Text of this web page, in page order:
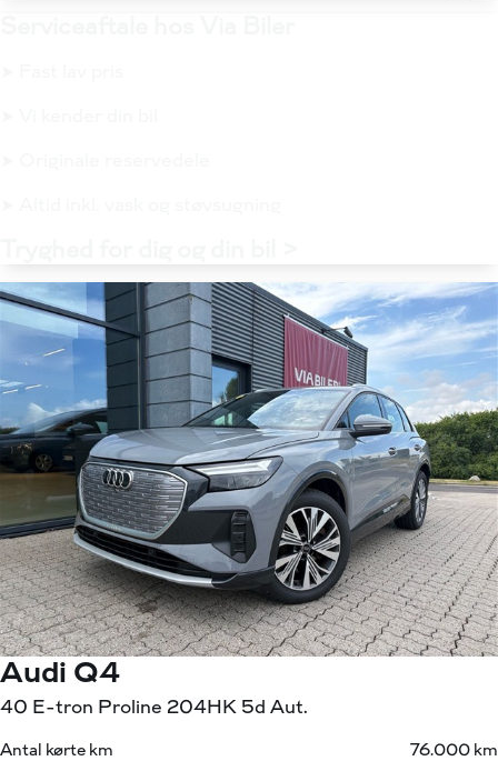
Audi Q4
40 E-tron Proline 204HK 5d Aut.
Antal kørte km
76.000 km